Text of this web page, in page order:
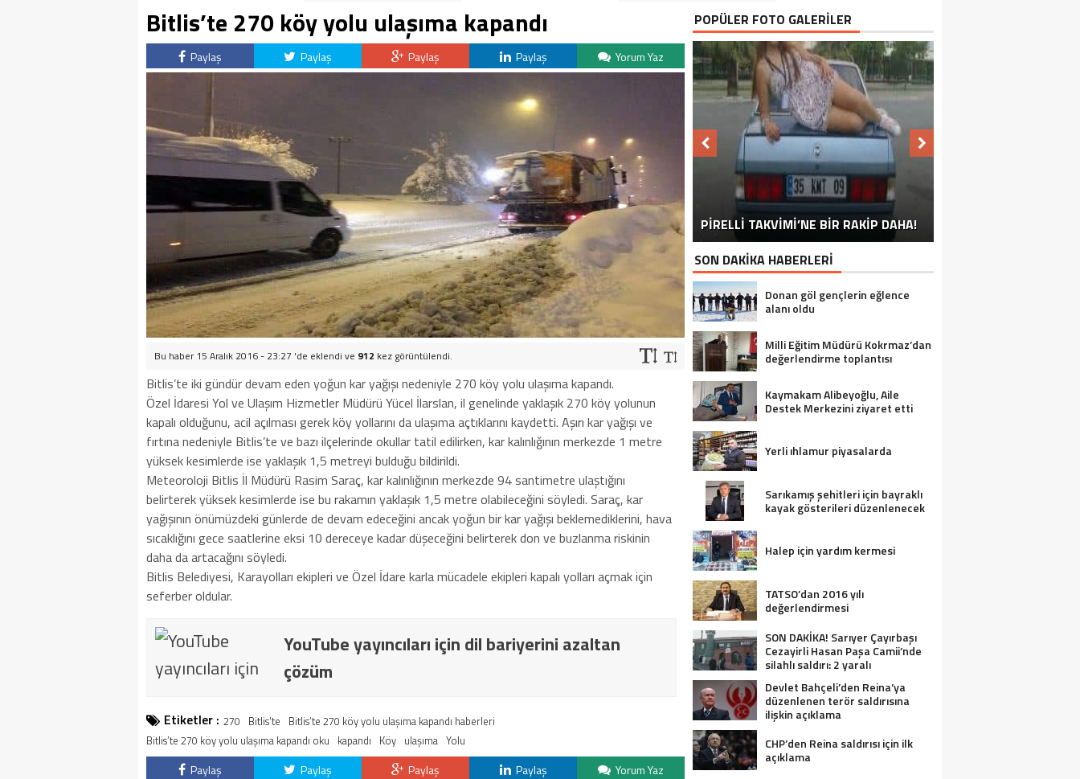
Bitlis’te 270 köy yolu ulaşıma kapandı
Paylaş Paylaş Paylaş Paylaş Yorum Yaz
Bu haber 15 Aralık 2016 - 23:27 'de eklendi ve 912 kez görüntülendi.
Bitlis’te iki gündür devam eden yoğun kar yağışı nedeniyle 270 köy yolu ulaşıma kapandı.
Özel İdaresi Yol ve Ulaşım Hizmetler Müdürü Yücel İlarslan, il genelinde yaklaşık 270 köy yolunun
kapalı olduğunu, acil açılması gerek köy yollarını da ulaşıma açtıklarını kaydetti. Aşırı kar yağışı ve
fırtına nedeniyle Bitlis’te ve bazı ilçelerinde okullar tatil edilirken, kar kalınlığının merkezde 1 metre
yüksek kesimlerde ise yaklaşık 1,5 metreyi bulduğu bildirildi.
Meteoroloji Bitlis İl Müdürü Rasim Saraç, kar kalınlığının merkezde 94 santimetre ulaştığını
belirterek yüksek kesimlerde ise bu rakamın yaklaşık 1,5 metre olabileceğini söyledi. Saraç, kar
yağışının önümüzdeki günlerde de devam edeceğini ancak yoğun bir kar yağışı beklemediklerini, hava
sıcaklığını gece saatlerine eksi 10 dereceye kadar düşeceğini belirterek don ve buzlanma riskinin
daha da artacağını söyledi.
Bitlis Belediyesi, Karayolları ekipleri ve Özel İdare karla mücadele ekipleri kapalı yolları açmak için
seferber oldular.
YouTube yayıncıları için dil bariyerini azaltan
çözüm
Etiketler : 270 Bitlis'te Bitlis’te 270 köy yolu ulaşıma kapandı haberleri
Bitlis’te 270 köy yolu ulaşıma kapandı oku kapandı Köy ulaşıma Yolu
Paylaş Paylaş Paylaş Paylaş Yorum Yaz
POPÜLER FOTO GALERİLER
PİRELLİ TAKVİMİ’NE BİR RAKİP DAHA!
EN İYİ ‘KURBAN BAYRAMI’ CAPSLERİ!
BUNU SÖYLEMEYEN ESNAF GÖRDÜNÜZ
MÜ?
FOTOĞRAFLARLA HIZAN
FOTOĞRAFLARLA BITLIS
FOTOĞRAFLARLA TATVAN
FOTOĞRAFLARLA GÜROYMAK
FOTOĞRAFLARLA AHLAT
FOTOĞRAFLARLA ADILCEVAZ
FOTOĞRAFLARLA MUTKI
SON DAKİKA HABERLERİ
Donan göl gençlerin eğlence
alanı oldu
Milli Eğitim Müdürü Kokrmaz’dan
değerlendirme toplantısı
Kaymakam Alibeyoğlu, Aile
Destek Merkezini ziyaret etti
Yerli ıhlamur piyasalarda
Sarıkamış şehitleri için bayraklı
kayak gösterileri düzenlenecek
Halep için yardım kermesi
TATSO’dan 2016 yılı
değerlendirmesi
SON DAKİKA! Sarıyer Çayırbaşı
Cezayirli Hasan Paşa Camii’nde
silahlı saldırı: 2 yaralı
Devlet Bahçeli’den Reina’ya
düzenlenen terör saldırısına
ilişkin açıklama
CHP’den Reina saldırısı için ilk
açıklama